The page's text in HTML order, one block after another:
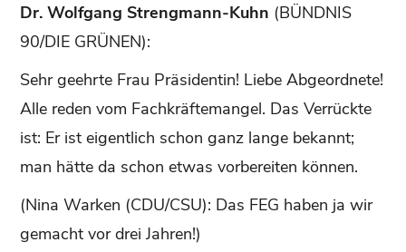
Dr. Wolfgang Strengmann-Kuhn (BÜNDNIS
90/DIE GRÜNEN):
Sehr geehrte Frau Präsidentin! Liebe Abgeordnete!
Alle reden vom Fachkräftemangel. Das Verrückte
ist: Er ist eigentlich schon ganz lange bekannt;
man hätte da schon etwas vorbereiten können.
(Nina Warken (CDU/CSU): Das FEG haben ja wir
gemacht vor drei Jahren!)